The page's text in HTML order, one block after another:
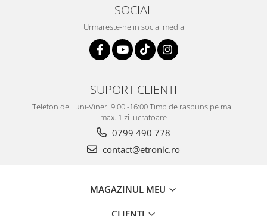
SOCIAL
Urmareste-ne in social media
SUPORT CLIENTI
Telefon de Luni-Vineri 9:00 -16:00 Timp de raspuns pe mail
max. 1 zi lucratoare
0799 490 778
contact@etronic.ro
MAGAZINUL MEU
CLIENTI